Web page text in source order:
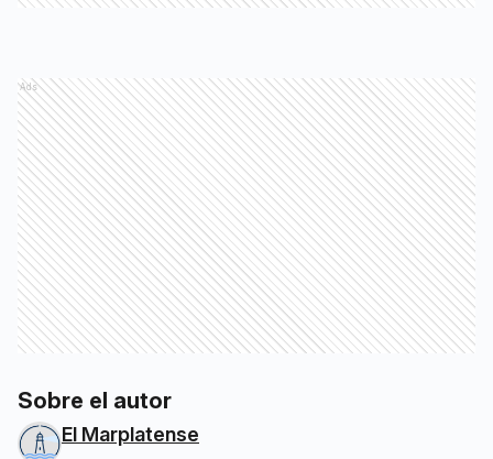
Ads
Sobre el autor
El Marplatense